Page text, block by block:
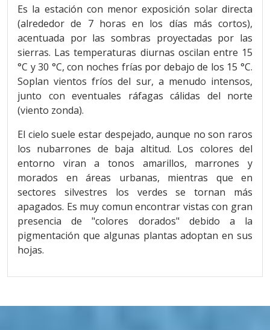
Es la estación con menor exposición solar directa
(alrededor de 7 horas en los días más cortos),
acentuada por las sombras proyectadas por las
sierras. Las temperaturas diurnas oscilan entre 15
°C y 30 °C, con noches frías por debajo de los 15 °C.
Soplan vientos fríos del sur, a menudo intensos,
junto con eventuales ráfagas cálidas del norte
(viento zonda).
El cielo suele estar despejado, aunque no son raros
los nubarrones de baja altitud. Los colores del
entorno viran a tonos amarillos, marrones y
morados en áreas urbanas, mientras que en
sectores silvestres los verdes se tornan más
apagados. Es muy comun encontrar vistas con gran
presencia de "colores dorados" debido a la
pigmentación que algunas plantas adoptan en sus
hojas.